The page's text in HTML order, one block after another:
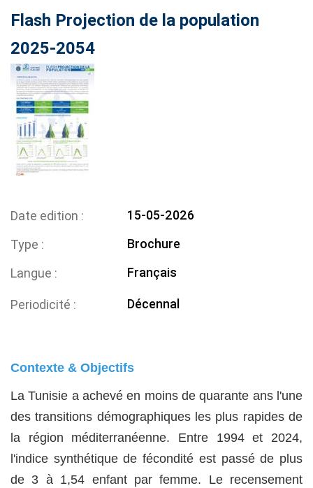
Flash Projection de la population
2025-2054
Date edition
15-05-2026
Type
Brochure
Langue
Français
Periodicité Décennal
Contexte & Objectifs
La Tunisie a achevé en moins de quarante ans l'une
des transitions démographiques les plus rapides de
la région méditerranéenne. Entre 1994 et 2024,
l'indice synthétique de fécondité est passé de plus
de 3 à 1,54 enfant par femme. Le recensement